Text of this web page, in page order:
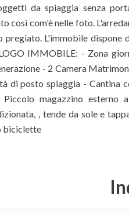
da spiaggia senza
così com'è nelle foto.
pregiato. L'immobile
IMMOBILE: - Zona
- 2 Camera
di posto spiaggia - Cantina
magazzino esterno
, tende da sole e
biciclette